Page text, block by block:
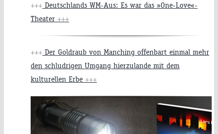
+++ Deutschlands WM-Aus: Es war das »One-Love«-
Theater +++
+++ Der Goldraub von Manching offenbart einmal mehr
den schludrigen Umgang hierzulande mit dem
kulturellen Erbe +++